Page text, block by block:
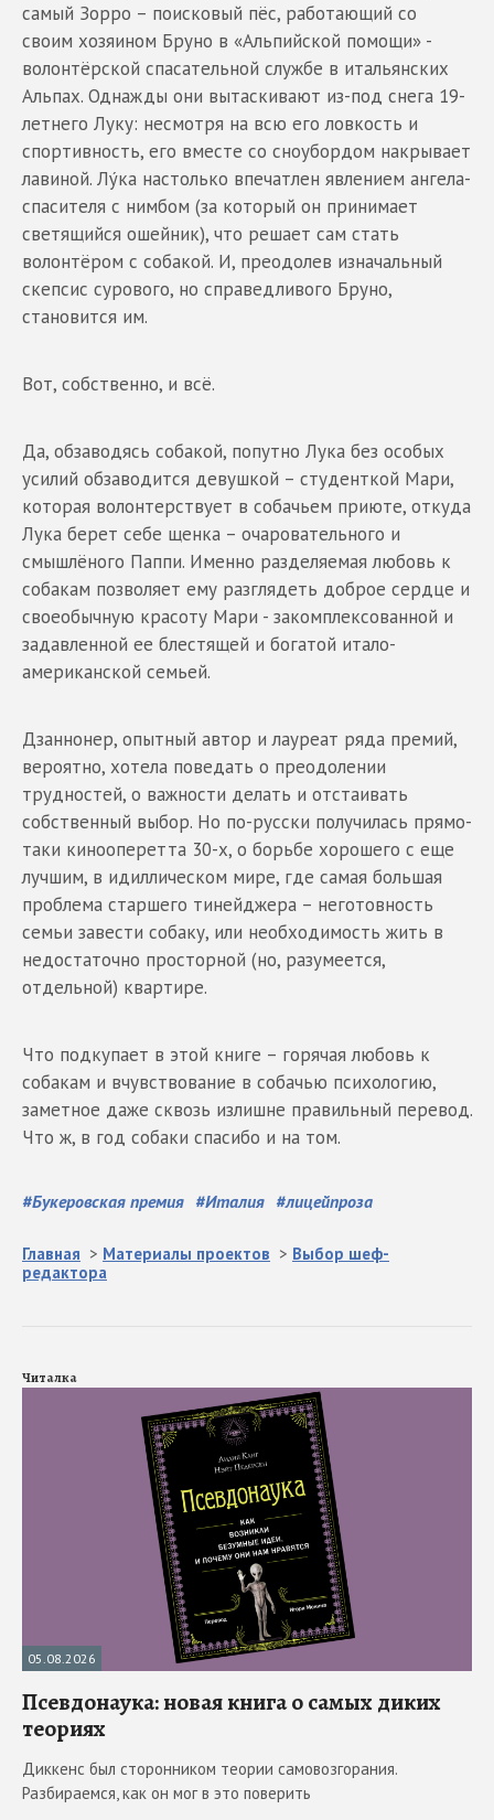
самый Зорро – поисковый пёс, работающий со
своим хозяином Бруно в «Альпийской помощи» -
волонтёрской спасательной службе в итальянских
Альпах. Однажды они вытаскивают из-под снега 19-
летнего Луку: несмотря на всю его ловкость и
спортивность, его вместе со сноубордом накрывает
лавиной. Лýка настолько впечатлен явлением ангела-
спасителя с нимбом (за который он принимает
светящийся ошейник), что решает сам стать
волонтёром с собакой. И, преодолев изначальный
скепсис сурового, но справедливого Бруно,
становится им.
Вот, собственно, и всё.
Да, обзаводясь собакой, попутно Лука без особых
усилий обзаводится девушкой – студенткой Мари,
которая волонтерствует в собачьем приюте, откуда
Лука берет себе щенка – очаровательного и
смышлёного Паппи. Именно разделяемая любовь к
собакам позволяет ему разглядеть доброе сердце и
своеобычную красоту Мари - закомплексованной и
задавленной ее блестящей и богатой итало-
американской семьей.
Дзаннонер, опытный автор и лауреат ряда премий,
вероятно, хотела поведать о преодолении
трудностей, о важности делать и отстаивать
собственный выбор. Но по-русски получилась прямо-
таки кинооперетта 30-х, о борьбе хорошего с еще
лучшим, в идиллическом мире, где самая большая
проблема старшего тинейджера – неготовность
семьи завести собаку, или необходимость жить в
недостаточно просторной (но, разумеется,
отдельной) квартире.
Что подкупает в этой книге – горячая любовь к
собакам и вчувствование в собачью психологию,
заметное даже сквозь излишне правильный перевод.
Что ж, в год собаки спасибо и на том.
#Букеровская премия #Италия #лицейпроза
Главная > Материалы проектов > Выбор шеф-
редактора
Читалка
05.08.2026
Псевдонаука: новая книга о самых диких
теориях
Диккенс был сторонником теории самовозгорания.
Разбираемся, как он мог в это поверить